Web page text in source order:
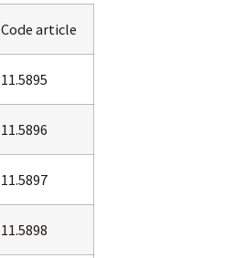
Code article
11.5895
11.5896
11.5897
11.5898